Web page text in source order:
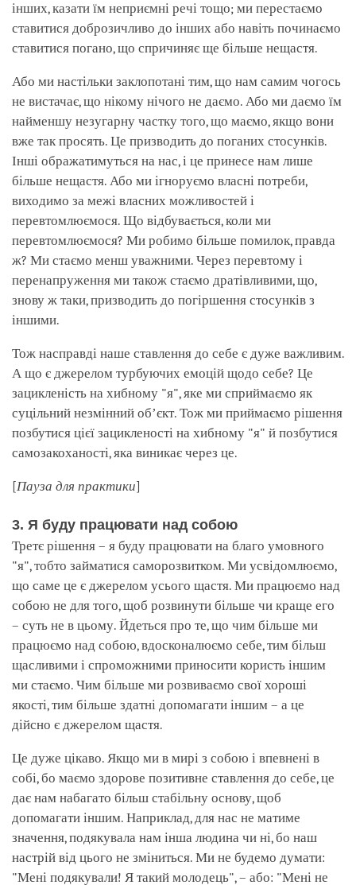
інших, казати їм неприємні речі тощо; ми перестаємо
ставитися доброзичливо до інших або навіть починаємо
ставитися погано, що спричиняє ще більше нещастя.
Або ми настільки заклопотані тим, що нам самим чогось
не вистачає, що нікому нічого не даємо. Або ми даємо їм
найменшу незугарну частку того, що маємо, якщо вони
вже так просять. Це призводить до поганих стосунків.
Інші ображатимуться на нас, і це принесе нам лише
більше нещастя. Або ми ігноруємо власні потреби,
виходимо за межі власних можливостей і
перевтомлюємося. Що відбувається, коли ми
перевтомлюємося? Ми робимо більше помилок, правда
ж? Ми стаємо менш уважними. Через перевтому і
перенапруження ми також стаємо дратівливими, що,
знову ж таки, призводить до погіршення стосунків з
іншими.
Тож насправді наше ставлення до себе є дуже важливим.
А що є джерелом турбуючих емоцій щодо себе? Це
зацикленість на хибному "я", яке ми сприймаємо як
суцільний незмінний обʼєкт. Тож ми приймаємо рішення
позбутися цієї зацикленості на хибному "я" й позбутися
самозакоханості, яка виникає через це.
[Пауза для практики]
3. Я буду працювати над собою
Третє рішення – я буду працювати на благо умовного
"я", тобто займатися саморозвитком. Ми усвідомлюємо,
що саме це є джерелом усього щастя. Ми працюємо над
собою не для того, щоб розвинути більше чи краще его
– суть не в цьому. Йдеться про те, що чим більше ми
працюємо над собою, вдосконалюємо себе, тим більш
щасливими і спроможними приносити користь іншим
ми стаємо. Чим більше ми розвиваємо свої хороші
якості, тим більше здатні допомагати іншим – а це
дійсно є джерелом щастя.
Це дуже цікаво. Якщо ми в мирі з собою і впевнені в
собі, бо маємо здорове позитивне ставлення до себе, це
дає нам набагато більш стабільну основу, щоб
допомагати іншим. Наприклад, для нас не матиме
значення, подякувала нам інша людина чи ні, бо наш
настрій від цього не зміниться. Ми не будемо думати:
"Мені подякували! Я такий молодець", – або: "Мені не